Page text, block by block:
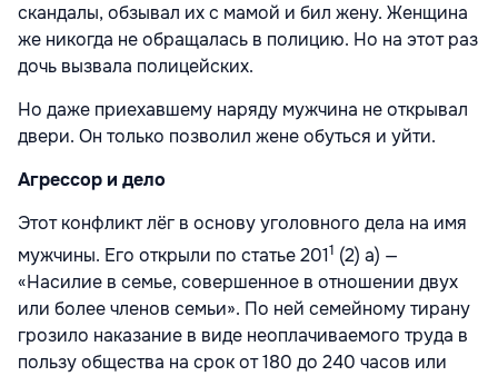
скандалы, обзывал их с мамой и бил жену. Женщина
же никогда не обращалась в полицию. Но на этот раз
дочь вызвала полицейских.
Но даже приехавшему наряду мужчина не открывал
двери. Он только позволил жене обуться и уйти.
Агрессор и дело
Этот конфликт лёг в основу уголовного дела на имя
мужчины. Его открыли по статье 2011 (2) а) —
«Насилие в семье, совершенное в отношении двух
или более членов семьи». По ней семейному тирану
грозило наказание в виде неоплачиваемого труда в
пользу общества на срок от 180 до 240 часов или